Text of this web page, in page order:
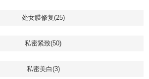
处女膜修复(25)
私密紧致(50)
私密美白(3)